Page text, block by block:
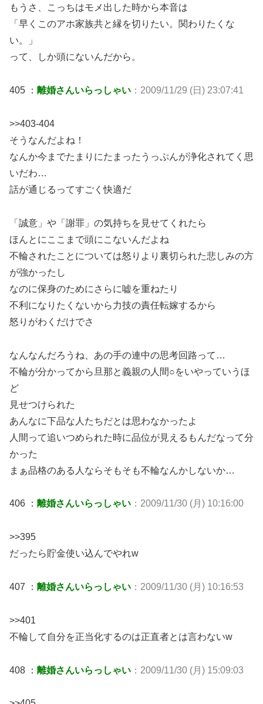
もうさ、こっちはモメ出した時から本音は
「早くこのアホ家族共と縁を切りたい。関わりたくな
い。」
って、しか頭にないんだから。
405 ： 離婚さんいらっしゃい ：2009/11/29 (日) 23:07:41
>>403-404
そうなんだよね！
なんか今までたまりにたまったうっぷんが浄化されてく思
いだわ…
話が通じるってすごく快適だ
「誠意」や「謝罪」の気持ちを見せてくれたら
ほんとにここまで頭にこないんだよね
不輪されたことについては怒りより裏切られた悲しみの方
が強かったし
なのに保身のためにさらに嘘を重ねたり
不利になりたくないから力技の責任転嫁するから
怒りがわくだけでさ
なんなんだろうね、あの手の連中の思考回路って…
不輪が分かってから旦那と義親の人間○をいやっていうほ
ど
見せつけられた
あんなに下品な人たちだとは思わなかったよ
人間って追いつめられた時に品位が見えるもんだなって分
かった
まぁ品格のある人ならそもそも不輪なんかしないか…
406 ： 離婚さんいらっしゃい ：2009/11/30 (月) 10:16:00
>>395
だったら貯金使い込んでやれw
407 ： 離婚さんいらっしゃい ：2009/11/30 (月) 10:16:53
>>401
不輪して自分を正当化するのは正直者とは言わないw
408 ： 離婚さんいらっしゃい ：2009/11/30 (月) 15:09:03